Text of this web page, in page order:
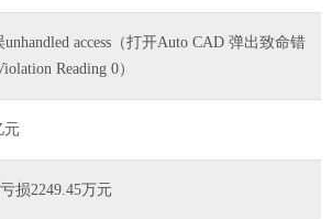
access（打开Auto CAD 弹出致命错
Reading 0）
元
损2249.45万元